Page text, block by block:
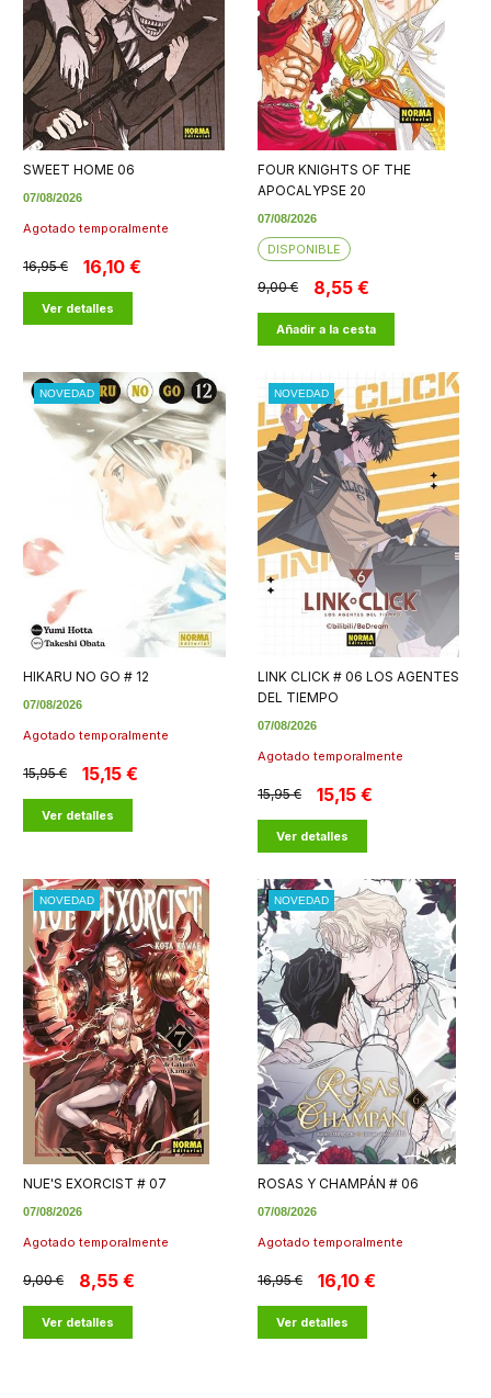
SWEET HOME 06
07/08/2026
Agotado temporalmente
16,95 € 16,10 €
Ver detalles
FOUR KNIGHTS OF THE
APOCALYPSE 20
07/08/2026
DISPONIBLE
9,00 € 8,55 €
Añadir a la cesta
NOVEDAD
HIKARU NO GO # 12
07/08/2026
Agotado temporalmente
15,95 € 15,15 €
Ver detalles
NOVEDAD
LINK CLICK # 06 LOS AGENTES
DEL TIEMPO
07/08/2026
Agotado temporalmente
15,95 € 15,15 €
Ver detalles
NOVEDAD
NUE'S EXORCIST # 07
07/08/2026
Agotado temporalmente
9,00 € 8,55 €
Ver detalles
NOVEDAD
ROSAS Y CHAMPÁN # 06
07/08/2026
Agotado temporalmente
16,95 € 16,10 €
Ver detalles